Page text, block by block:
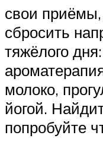
свои
сбросить
тяжёлого
молоко,
йогой.
попробуйте